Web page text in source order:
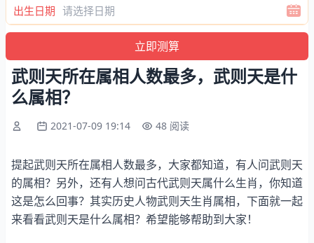
出生日期
武则天所在属相人数最多，武则天是什
么属相？
2021-07-09 19:14 48 阅读
提起武则天所在属相人数最多，大家都知道，有人问武则天
的属相？另外，还有人想问古代武则天属什么生肖，你知道
这是怎么回事？其实历史人物武则天生肖属相，下面就一起
来看看武则天是什么属相？希望能够帮助到大家！